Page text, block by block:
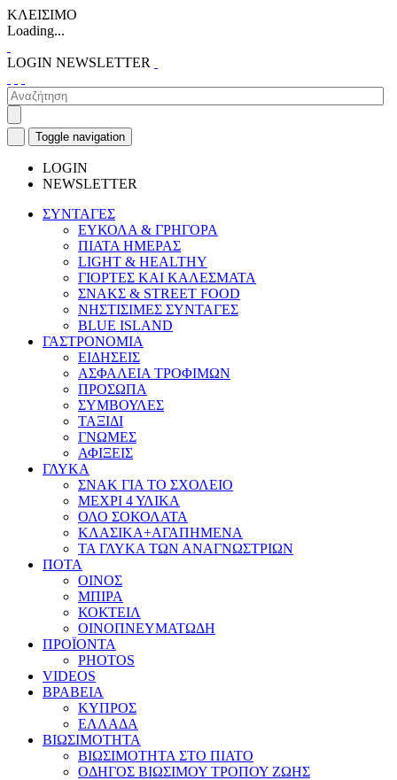
ΚΛΕΙΣΙΜΟ
Loading...
LOGIN NEWSLETTER
Toggle navigation
LOGIN
NEWSLETTER
ΣΥΝΤΑΓΕΣ
ΕΥΚΟΛΑ & ΓΡΗΓΟΡΑ
ΠΙΑΤΑ ΗΜΕΡΑΣ
LIGHT & HEALTHY
ΓΙΟΡΤΕΣ ΚΑΙ ΚΑΛΕΣΜΑΤΑ
ΣΝΑΚΣ & STREET FOOD
ΝΗΣΤΙΣΙΜΕΣ ΣΥΝΤΑΓΕΣ
BLUE ISLAND
ΓΑΣΤΡΟΝΟΜΙΑ
ΕΙΔΗΣΕΙΣ
ΑΣΦΑΛΕΙΑ ΤΡΟΦΙΜΩΝ
ΠΡΟΣΩΠΑ
ΣΥΜΒΟΥΛΕΣ
ΤΑΞΙΔΙ
ΓΝΩΜΕΣ
ΑΦΙΞΕΙΣ
ΓΛΥΚΑ
ΣΝΑΚ ΓΙΑ ΤΟ ΣΧΟΛΕΙΟ
ΜΕΧΡΙ 4 ΥΛΙΚΑ
ΟΛΟ ΣΟΚΟΛΑΤΑ
ΚΛΑΣΙΚΑ+ΑΓΑΠΗΜΕΝΑ
ΤΑ ΓΛΥΚΑ ΤΩΝ ΑΝΑΓΝΩΣΤΡΙΩΝ
ΠΟΤΑ
ΟΙΝΟΣ
ΜΠΙΡΑ
ΚΟΚΤΕΙΛ
ΟΙΝΟΠΝΕΥΜΑΤΩΔΗ
ΠΡΟΪΟΝΤΑ
PHOTOS
VIDEOS
ΒΡΑΒΕΙΑ
ΚΥΠΡΟΣ
ΕΛΛΑΔΑ
ΒΙΩΣΙΜΟΤΗΤΑ
ΒΙΩΣΙΜΟΤΗΤΑ ΣΤΟ ΠΙΑΤΟ
ΟΔΗΓΟΣ ΒΙΩΣΙΜΟΥ ΤΡΟΠΟΥ ΖΩΗΣ